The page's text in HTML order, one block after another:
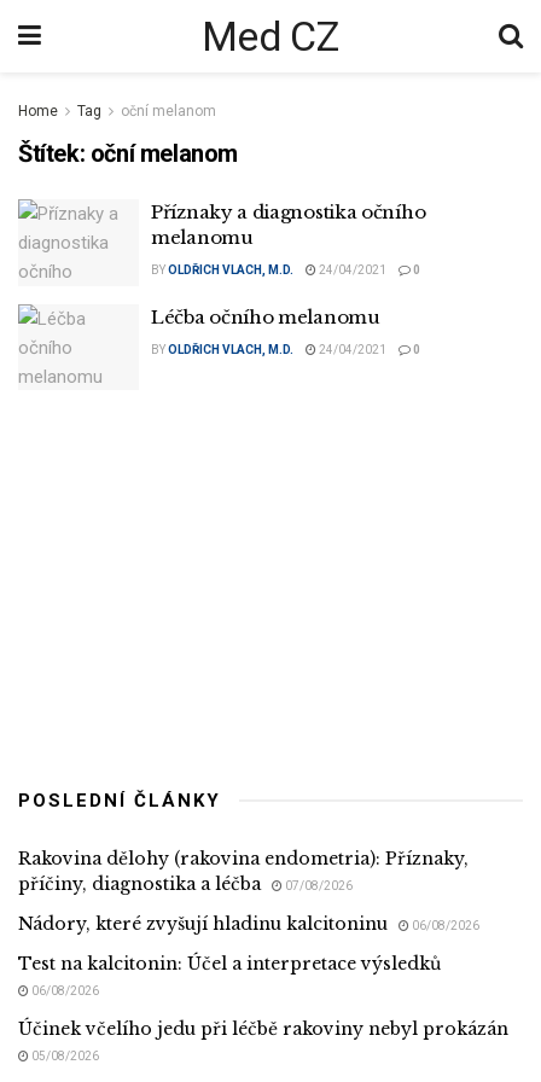
Med CZ
Home Tag oční melanom
Štítek: oční melanom
Příznaky a diagnostika očního
melanomu
BYOLDŘICH VLACH, M.D. 24/04/2021 0
Léčba očního melanomu
BYOLDŘICH VLACH, M.D. 24/04/2021 0
POSLEDNÍ ČLÁNKY
Rakovina dělohy (rakovina endometria): Příznaky,
příčiny, diagnostika a léčba
07/08/2026
Nádory, které zvyšují hladinu kalcitoninu 06/08/2026
Test na kalcitonin: Účel a interpretace výsledků
06/08/2026
Účinek včelího jedu při léčbě rakoviny nebyl prokázán
05/08/2026